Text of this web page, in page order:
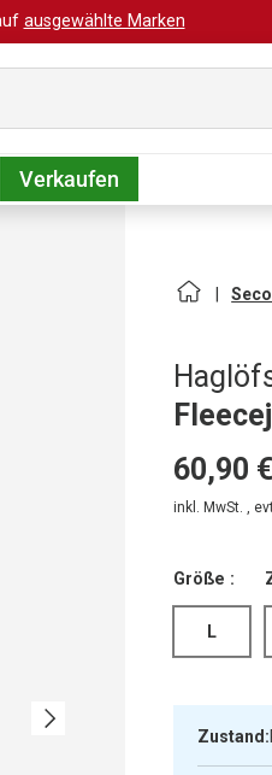
ausgewählte Marken
Verkaufen
Nächste
60,90 €
inkl. MwSt. ,
Größe :
L
Zustand: